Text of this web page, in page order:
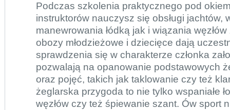
Podczas szkolenia praktycznego pod
instruktorów nauczysz się obsługi jachtów,
manewrowania łódką jak i wiązania
obozy młodzieżowe i dziecięce dają
sprawdzenia się w charakterze członka
pozwalają na opanowanie podstawowych
oraz pojęć, takich jak taklowanie czy też
żeglarska przygoda to nie tylko wspaniałe
węzłów czy też śpiewanie szant. Ów sport